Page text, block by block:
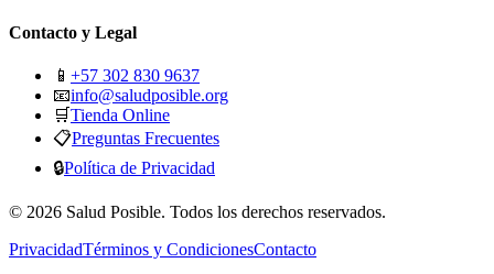
Contacto y Legal
📱 +57 302 830 9637
📧info@saludposible.org
🛒Tienda Online
📋Preguntas Frecuentes
🔒Política de Privacidad
© 2026 Salud Posible. Todos los derechos reservados.
PrivacidadTérminos y CondicionesContacto